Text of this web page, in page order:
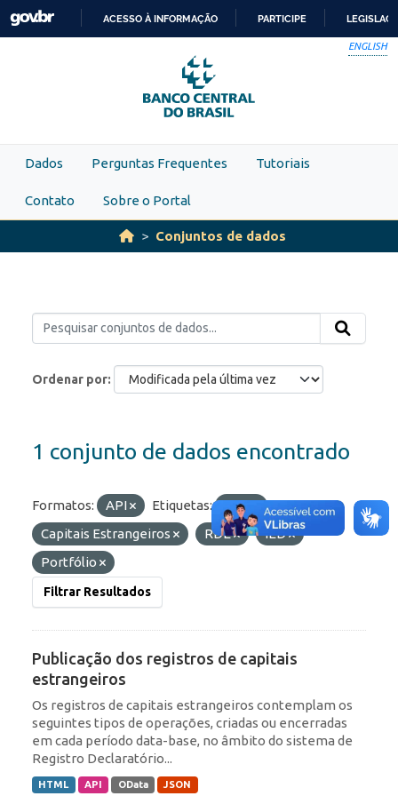
Skip to main content
PARA
O
CONTEÚDO
ACESSO À INFORMAÇÃO PARTICIPE
ENGLISH
Dados Perguntas Frequentes Tutoriais
Contato Sobre o Portal
Conjuntos de dados
Ordenar por
1 conjunto de dados encontrado
Formatos: API Etiquetas:
ROF
Capitais Estrangeiros
RDE
IED
Portfólio
Filtrar Resultados
Publicação dos registros de capitais
estrangeiros
Os registros de capitais estrangeiros contemplam os
seguintes tipos de operações, criadas ou encerradas
em cada período data-base, no âmbito do sistema de
Registro Declaratório...
HTML API OData JSON